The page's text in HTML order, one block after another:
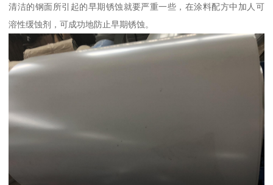
清洁的钢面所引起的早期锈蚀就要严重一些，在涂料配方中加人可
溶性缓蚀剂，可成功地防止早期锈蚀。